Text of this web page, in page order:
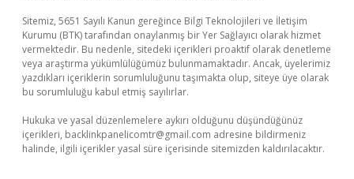
Sitemiz, 5651 Sayılı Kanun gereğince Bilgi Teknolojileri ve İletişim
Kurumu (BTK) tarafından onaylanmış bir Yer Sağlayıcı olarak hizmet
vermektedir. Bu nedenle, sitedeki içerikleri proaktif olarak denetleme
veya araştırma yükümlülüğümüz bulunmamaktadır. Ancak, üyelerimiz
yazdıkları içeriklerin sorumluluğunu taşımakta olup, siteye üye olarak
bu sorumluluğu kabul etmiş sayılırlar.
Hukuka ve yasal düzenlemelere aykırı olduğunu düşündüğünüz
içerikleri, backlinkpanelicomtr@gmail.com adresine bildirmeniz
halinde, ilgili içerikler yasal süre içerisinde sitemizden kaldırılacaktır.